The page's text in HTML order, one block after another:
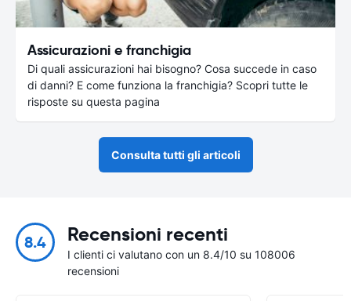
Assicurazioni e franchigia
Di quali assicurazioni hai bisogno? Cosa succede in caso
di danni? E come funziona la franchigia? Scopri tutte le
risposte su questa pagina
Consulta tutti gli articoli
8.4 Recensioni recenti
I clienti ci valutano con un 8.4/10 su 108006
recensioni